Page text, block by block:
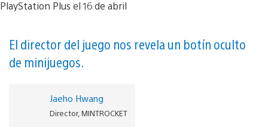
El director del juego nos revela un botín oculto
de minijuegos.
Jaeho Hwang
Director, MINTROCKET